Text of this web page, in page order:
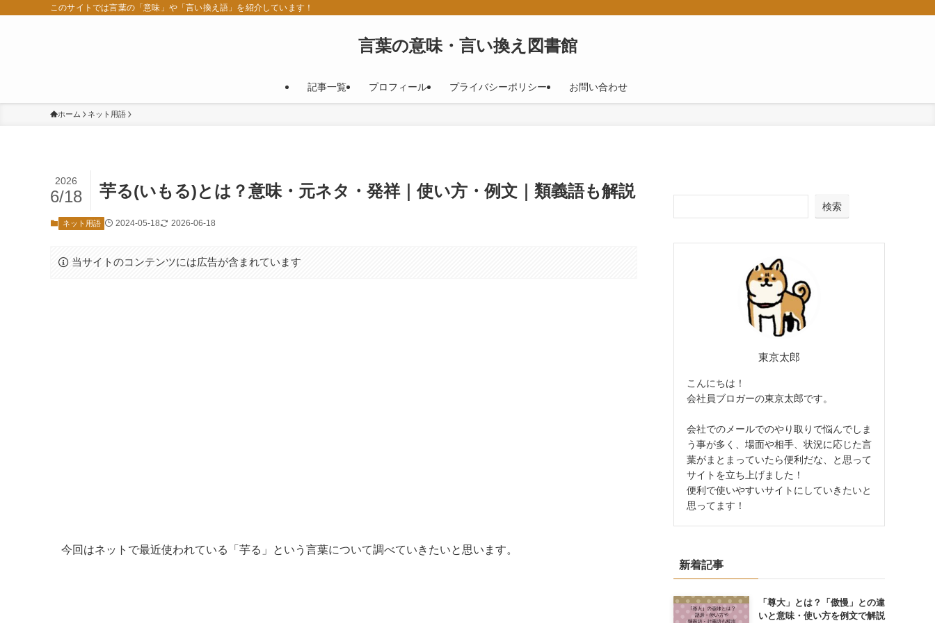
このサイトでは言葉の「意味」や「言い換え語」を紹介しています！
言葉の意味・言い換え図書館
記事一覧 プロフィール プライバシーポリシー お問い合わせ
ホーム ネット用語
芋る(いもる)とは？意味・元ネタ・発祥｜使い方・例文｜類義語も解説
2026
6/18
ネット用語 2024-05-18 2026-06-18
当サイトのコンテンツには広告が含まれています
今回はネットで最近使われている「芋る」という言葉について調べていきたいと思います。
検索
東京太郎
こんにちは！
会社員ブロガーの東京太郎です。
会社でのメールでのやり取りで悩んでしま
う事が多く、場面や相手、状況に応じた言
葉がまとまっていたら便利だな、と思って
サイトを立ち上げました！
便利で使いやすいサイトにしていきたいと
思ってます！
新着記事
「尊大」とは？「傲慢」との違
いと意味・使い方を例文で解説